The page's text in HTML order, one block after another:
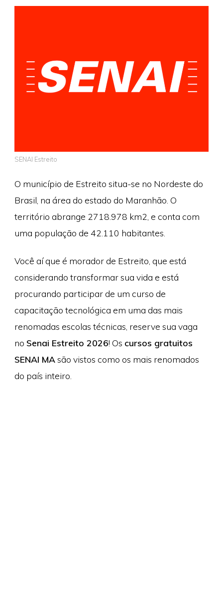
SENAI Estreito
O município de Estreito situa-se no Nordeste do
Brasil, na área do estado do Maranhão. O
território abrange 2718.978 km2, e conta com
uma população de 42.110 habitantes.
Você aí que é morador de Estreito, que está
considerando transformar sua vida e está
procurando participar de um curso de
capacitação tecnológica em uma das mais
renomadas escolas técnicas, reserve sua vaga
no Senai Estreito 2026! Os cursos gratuitos
SENAI MAsão vistos como os mais renomados
do país inteiro.